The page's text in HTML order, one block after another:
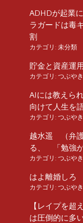
ADHDが起業
ラガードは毒
割
カテゴリ: 未分類
貯金と資産運
カテゴリ: つぶやき
AIには教えら
向けて人生を
カテゴリ: つぶやき
越水遥 （弁護
る、 「勉強が
カテゴリ: つぶやき
はよ離婚しろ
カテゴリ: つぶやき
【レイプを
は圧倒的に多